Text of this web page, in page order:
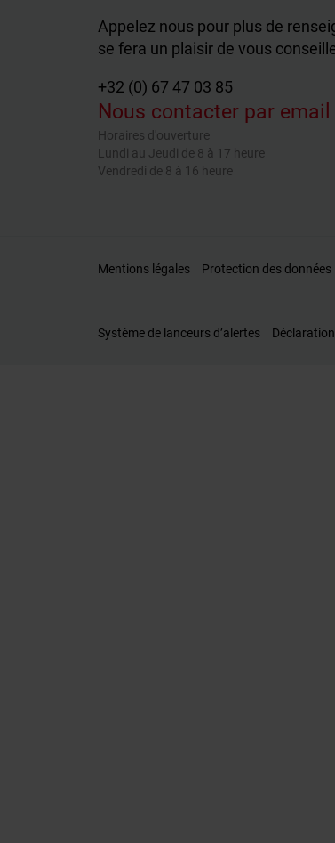
Appelez nous pour plus de
se fera un plaisir de vous
+32 (0) 67 47 03 85
Nous contacter par email
Horaires d'ouverture
Lundi au Jeudi de 8 à 17 heure
Vendredi de 8 à 16 heure
Mentions légales Protection des données
Système de lanceurs d’alertes